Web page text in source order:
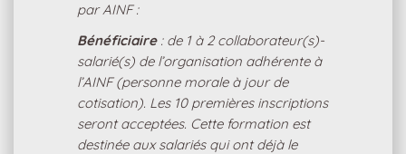
par AINF :
Bénéficiaire: de 1 à 2 collaborateur(s)-
salarié(s) de l’organisation adhérente à
l’AINF (personne morale à jour de
cotisation). Les 10 premières inscriptions
seront acceptées. Cette formation est
destinée aux salariés qui ont déjà le